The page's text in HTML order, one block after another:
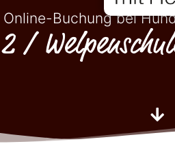
Online-Buchung bei
/